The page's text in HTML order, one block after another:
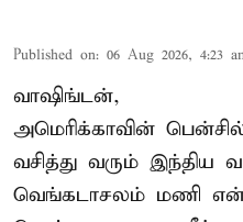
Published on: 06 Aug 2026, 4:23
வாஷிங்டன்,
அமெரிக்காவின்
வசித்து வரும் இந்திய
வெங்கடாசலம் மணி